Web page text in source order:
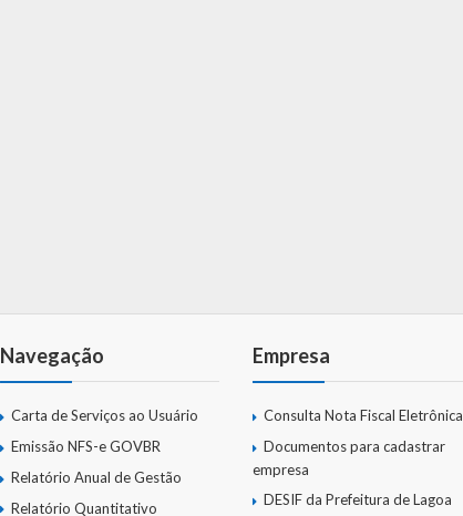
Navegação
Carta de Serviços ao Usuário
Emissão NFS-e GOVBR
Relatório Anual de Gestão
Relatório Quantitativo
Empresa
Consulta Nota Fiscal Eletrônica
Documentos para cadastrar
empresa
DESIF da Prefeitura de Lagoa